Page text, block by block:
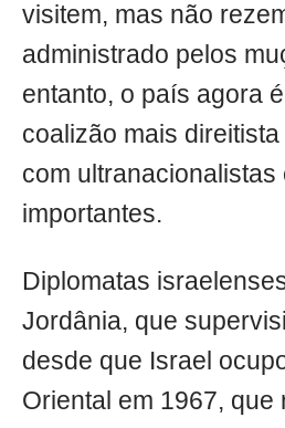
visitem, mas não
administrado pelos
entanto, o país agora
coalizão mais
com ultranacionalistas
importantes.
Diplomatas
Jordânia, que
desde que Israel
Oriental em 1967, que